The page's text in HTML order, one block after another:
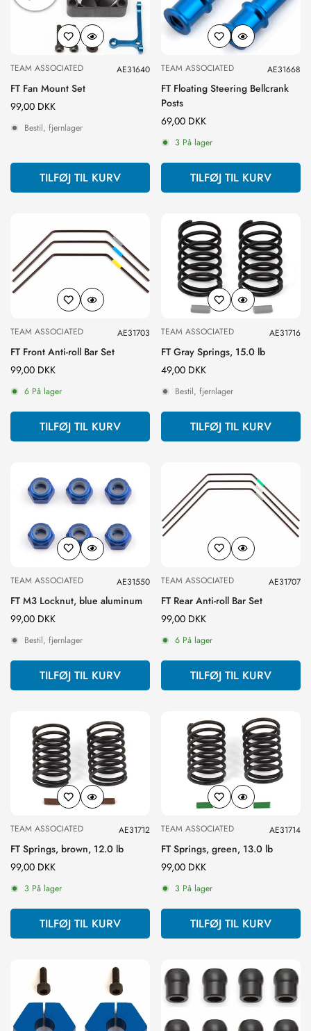
TEAM ASSOCIATED AE31640
FT Fan Mount Set
Normal
pris
99,00 DKK
Bestil, fjernlager
TILFØJ TIL KURV
TEAM ASSOCIATED AE31668
FT Floating Steering Bellcrank
Posts
Normal
pris
69,00 DKK
3 På lager
TILFØJ TIL KURV
TEAM ASSOCIATED AE31703
FT Front Anti-roll Bar Set
Normal
pris
99,00 DKK
6 På lager
TILFØJ TIL KURV
TEAM ASSOCIATED AE31716
FT Gray Springs, 15.0 lb
Normal
pris
49,00 DKK
Bestil, fjernlager
TILFØJ TIL KURV
TEAM ASSOCIATED AE31550
FT M3 Locknut, blue aluminum
Normal
99,00 DKK
Bestil, fjernlager
TILFØJ TIL KURV
TEAM ASSOCIATED AE31707
FT Rear Anti-roll Bar Set
Normal
99,00 DKK
6 På lager
TILFØJ TIL KURV
TEAM ASSOCIATED AE31712
FT Springs, brown, 12.0 lb
Normal
pris
99,00 DKK
3 På lager
TILFØJ TIL KURV
TEAM ASSOCIATED AE31714
FT Springs, green, 13.0 lb
Normal
pris
99,00 DKK
3 På lager
TILFØJ TIL KURV
Confirm your age
Are you 18 years old or older?
NO, I'M NOT YES, I AM